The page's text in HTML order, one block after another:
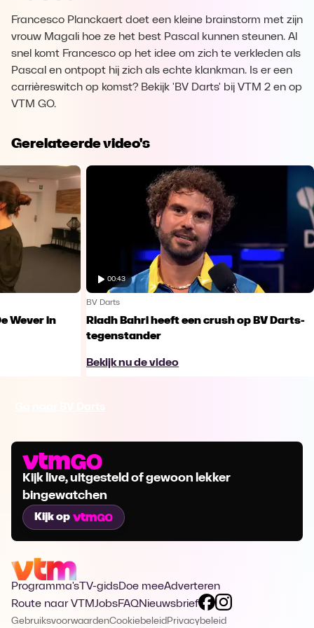
Francesco Planckaert doet een kleine brainstorm met zijn
vrouw Magali hoe ze het best Pascal kunnen steunen. Al
snel komt Francesco op het idee om zich te verkleden als
Pascal en ontpopt hij zich als echte klankman. Is er een
carrièreswitch op komst? Bekijk 'BV Darts' bij VTM 2 en op
VTM GO.
Gerelateerde video's
Wever in
00:43
BV Darts
Riadh Bahri heeft een crush op BV Darts-
tegenstander
Bekijk nu de video
Kijk live, uitgesteld of gewoon lekker
bingewatchen
Kijk op
Programma's TV-gidsDoe meeAdverteren
Route naar VTMJobsFAQNieuwsbrief
GebruiksvoorwaardenCookiebeleid Privacybeleid